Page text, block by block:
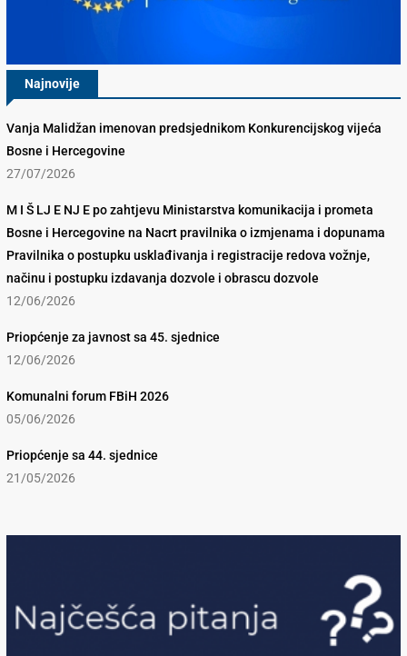
Najnovije
Vanja Malidžan imenovan predsjednikom Konkurencijskog vijeća
Bosne i Hercegovine
27/07/2026
M I Š LJ E NJ E po zahtjevu Ministarstva komunikacija i prometa
Bosne i Hercegovine na Nacrt pravilnika o izmjenama i dopunama
Pravilnika o postupku usklađivanja i registracije redova vožnje,
načinu i postupku izdavanja dozvole i obrascu dozvole
12/06/2026
Priopćenje za javnost sa 45. sjednice
12/06/2026
Komunalni forum FBiH 2026
05/06/2026
Priopćenje sa 44. sjednice
21/05/2026